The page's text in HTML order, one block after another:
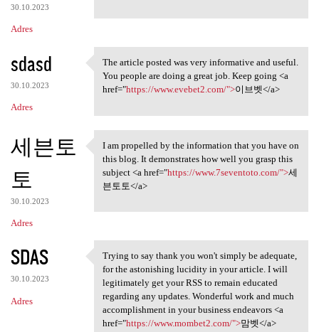
30.10.2023
Adres
sdasd
30.10.2023
Adres
The article posted was very
The article posted was very informative and useful.
You people are doing a great job. Keep going <a
href="https://www.evebet2.com/">이브벳</a>
세븐토
토
30.10.2023
Adres
I am propelled by the
I am propelled by the information that you have on
this blog. It demonstrates how well you grasp this
subject <a href="https://www.7seventoto.com/">세
븐토토</a>
SDAS
30.10.2023
Adres
Trying to say thank you won't
Trying to say thank you won't simply be adequate,
for the astonishing lucidity in your article. I will
legitimately get your RSS to remain educated
regarding any updates. Wonderful work and much
accomplishment in your business endeavors <a
href="https://www.mombet2.com/">맘벳</a>